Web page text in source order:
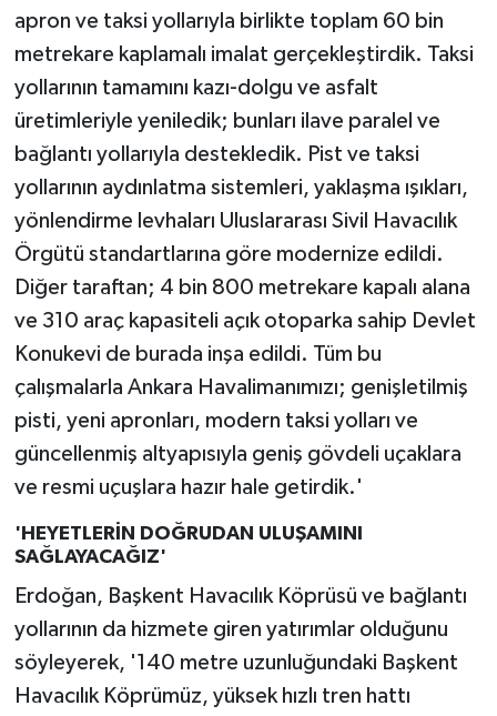
apron ve taksi yollarıyla birlikte toplam 60 bin
metrekare kaplamalı imalat gerçekleştirdik. Taksi
yollarının tamamını kazı-dolgu ve asfalt
üretimleriyle yeniledik; bunları ilave paralel ve
bağlantı yollarıyla destekledik. Pist ve taksi
yollarının aydınlatma sistemleri, yaklaşma ışıkları,
yönlendirme levhaları Uluslararası Sivil Havacılık
Örgütü standartlarına göre modernize edildi.
Diğer taraftan; 4 bin 800 metrekare kapalı alana
ve 310 araç kapasiteli açık otoparka sahip Devlet
Konukevi de burada inşa edildi. Tüm bu
çalışmalarla Ankara Havalimanımızı; genişletilmiş
pisti, yeni apronları, modern taksi yolları ve
güncellenmiş altyapısıyla geniş gövdeli uçaklara
ve resmi uçuşlara hazır hale getirdik.'
'HEYETLERİN DOĞRUDAN ULUŞAMINI
SAĞLAYACAĞIZ'
Erdoğan, Başkent Havacılık Köprüsü ve bağlantı
yollarının da hizmete giren yatırımlar olduğunu
söyleyerek, '140 metre uzunluğundaki Başkent
Havacılık Köprümüz, yüksek hızlı tren hattı